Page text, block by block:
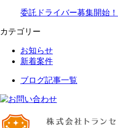
委託ドライバー募集開始！
カテゴリー
お知らせ
新着案件
ブログ記事一覧